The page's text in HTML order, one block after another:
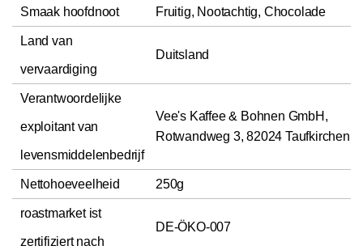
Smaak hoofdnoot Fruitig, Nootachtig, Chocolade
Land van
vervaardiging
Duitsland
Verantwoordelijke
exploitant van
levensmiddelenbedrijf
Vee's Kaffee & Bohnen GmbH,
Rotwandweg 3, 82024 Taufkirchen
Nettohoeveelheid 250g
roastmarket ist
zertifiziert nach
DE-ÖKO-007